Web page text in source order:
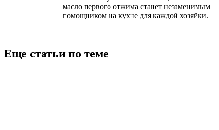
масло первого отжима станет незаменимым
помощником на кухне для каждой хозяйки.
Еще статьи по теме